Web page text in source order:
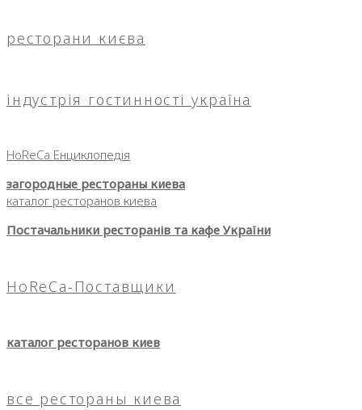
ресторани києва
індустрія гостинності україна
HoReCa Енциклопедія
загородные рестораны киева
каталог ресторанов киева
Постачальники ресторанів та кафе України
HoReCa-Поставщики
каталог ресторанов киев
все рестораны киева